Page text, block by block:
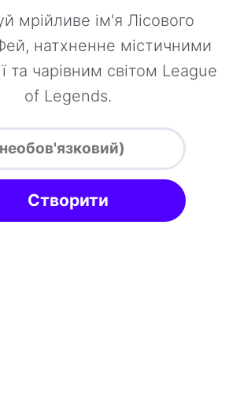
мрійливе ім'я Лісового
натхненне містичними
та чарівним світом League
of Legends.
Створити